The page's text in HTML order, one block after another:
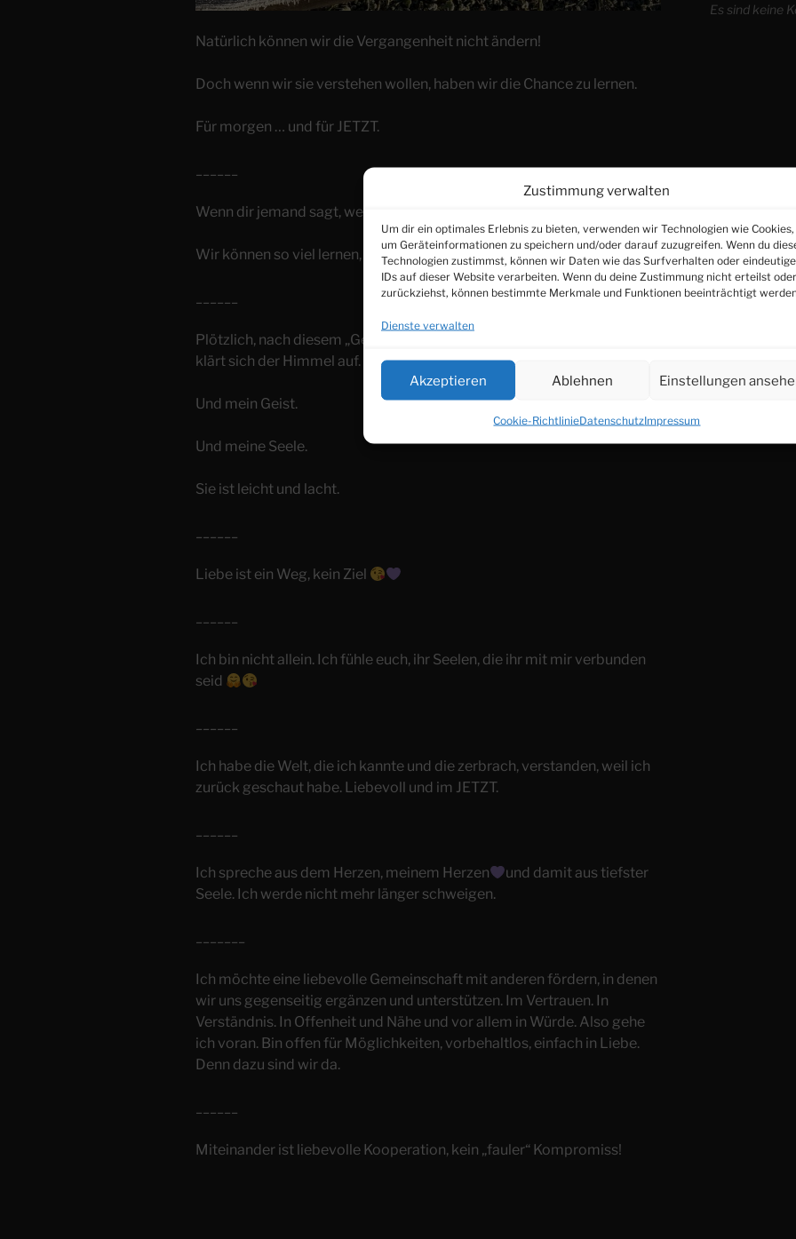
Zustimmung verwalten
Um dir ein optimales Erlebnis zu bieten, verwenden wir Technologien wie Cookies,
um Geräteinformationen zu speichern und/oder darauf zuzugreifen. Wenn du
Technologien zustimmst, können wir Daten wie das Surfverhalten oder eindeutige
IDs auf dieser Website verarbeiten. Wenn du deine Zustimmung nicht erteilst oder
zurückziehst, können bestimmte Merkmale und Funktionen beeinträchtigt
Dienste verwalten
Akzeptieren Ablehnen Einstellungen
Cookie-RichtlinieDatenschutzImpressum
Natürlich können wir die Vergangenheit nicht ändern!
Doch wenn wir sie verstehen wollen, haben wir die Chance zu lernen.
Für morgen … und für JETZT.
Wenn dir jemand sagt, wer er ist, hör´ auch zu!
Wir können so viel lernen, wenn wir einfach mal zuhören!
Plötzlich, nach diesem „Geständnis“ an mein Herz und meine Liebe,
klärt sich der Himmel auf.
Und mein Geist.
Und meine Seele.
Sie ist leicht und lacht.
Liebe ist ein Weg, kein Ziel
Ich bin nicht allein. Ich fühle euch, ihr Seelen, die ihr mit mir verbunden
seid
Ich habe die Welt, die ich kannte und die zerbrach, verstanden, weil ich
zurück geschaut habe. Liebevoll und im JETZT.
Ich spreche aus dem Herzen, meinem Herzen
und damit aus tiefster
Seele. Ich werde nicht mehr länger schweigen.
Ich möchte eine liebevolle Gemeinschaft mit anderen fördern, in denen
wir uns gegenseitig ergänzen und unterstützen. Im Vertrauen. In
Verständnis. In Offenheit und Nähe und vor allem in Würde. Also gehe
ich voran. Bin offen für Möglichkeiten, vorbehaltlos, einfach in Liebe.
Denn dazu sind wir da.
Miteinander ist liebevolle Kooperation, kein „fauler“ Kompromiss!
Es sind keine